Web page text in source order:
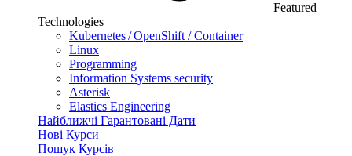
Featured
Technologies
Kubernetes / OpenShift / Container
Linux
Programming
Information Systems security
Asterisk
Elastics Engineering
Найближчі Гарантовані Дати
Нові Курси
Пошук Курсів